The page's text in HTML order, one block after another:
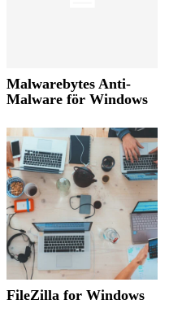
Malwarebytes Anti-
Malware för Windows
FileZilla for Windows